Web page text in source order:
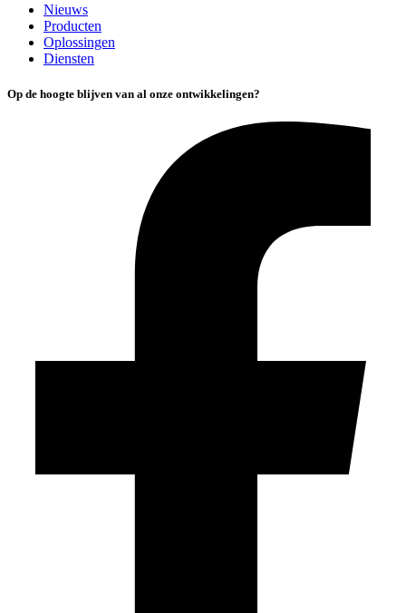
Nieuws
Producten
Oplossingen
Diensten
Op de hoogte blijven van al onze ontwikkelingen?